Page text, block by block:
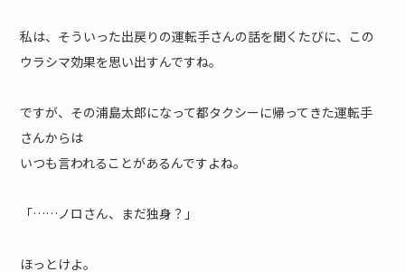
私は、そういった出戻りの運転手さんの話を聞くたびに、この
ウラシマ効果を思い出すんですね。
ですが、その浦島太郎になって都タクシーに帰ってきた運転手
さんからは
いつも言われることがあるんですよね。
「……ノロさん、まだ独身？」
ほっとけよ。